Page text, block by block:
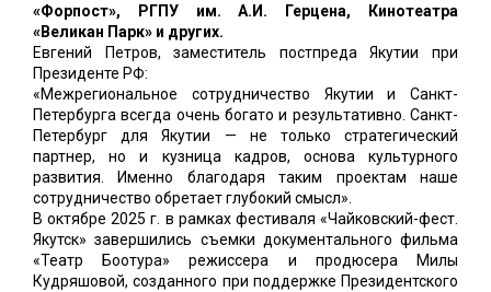
«Форпост», РГПУ им. А.И. Герцена, Кинотеатра
«Великан Парк» и других.
Евгений Петров, заместитель постпреда Якутии при
Президенте РФ:
«Межрегиональное сотрудничество Якутии и Санкт-
Петербурга всегда очень богато и результативно. Санкт-
Петербург для Якутии — не только стратегический
партнер, но и кузница кадров, основа культурного
развития. Именно благодаря таким проектам наше
сотрудничество обретает глубокий смысл».
В октябре 2025 г. в рамках фестиваля «Чайковский-фест.
Якутск» завершились съемки документального фильма
«Театр Боотура» режиссера и продюсера Милы
Кудряшовой, созданного при поддержке Президентского